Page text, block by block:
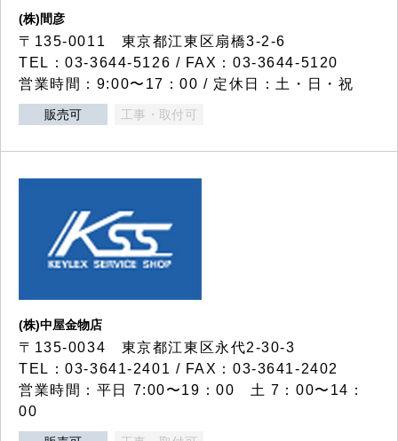
(株)間彦
〒135-0011 東京都江東区扇橋3-2-6
TEL：03-3644-5126 / FAX：03-3644-5120
営業時間：9:00〜17：00 / 定休日：土・日・祝
販売可 工事・取付可
(株)中屋金物店
〒135-0034 東京都江東区永代2-30-3
TEL：03-3641-2401 / FAX：03-3641-2402
営業時間：平日 7:00〜19：00 土 7：00〜14：
00